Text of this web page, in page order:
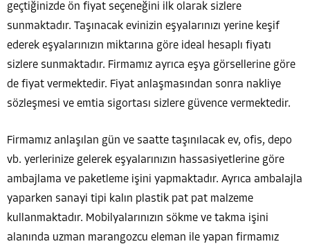
geçtiğinizde ön fiyat seçeneğini ilk olarak sizlere
sunmaktadır. Taşınacak evinizin eşyalarınızı yerine keşif
ederek eşyalarınızın miktarına göre ideal hesaplı fiyatı
sizlere sunmaktadır. Firmamız ayrıca eşya görsellerine göre
de fiyat vermektedir. Fiyat anlaşmasından sonra nakliye
sözleşmesi ve emtia sigortası sizlere güvence vermektedir.
Firmamız anlaşılan gün ve saatte taşınılacak ev, ofis, depo
vb. yerlerinize gelerek eşyalarınızın hassasiyetlerine göre
ambajlama ve paketleme işini yapmaktadır. Ayrıca ambalajla
yaparken sanayi tipi kalın plastik pat pat malzeme
kullanmaktadır. Mobilyalarınızın sökme ve takma işini
alanında uzman marangozcu eleman ile yapan firmamız